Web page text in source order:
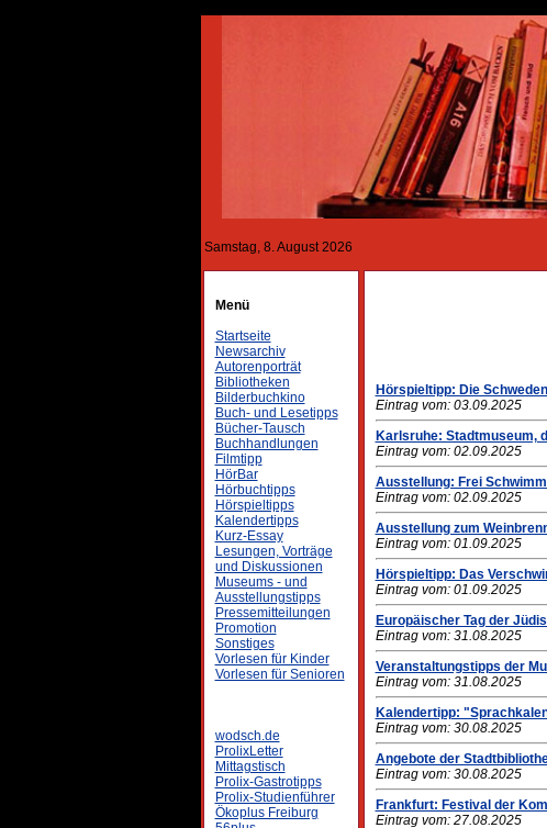
Samstag, 8. August 2026
Menü
Startseite
Newsarchiv
Autorenporträt
Bibliotheken
Bilderbuchkino
Buch- und Lesetipps
Bücher-Tausch
Buchhandlungen
Filmtipp
HörBar
Hörbuchtipps
Hörspieltipps
Kalendertipps
Kurz-Essay
Lesungen, Vorträge
und Diskussionen
Museums - und
Ausstellungstipps
Pressemitteilungen
Promotion
Sonstiges
Vorlesen für Kinder
Vorlesen für Senioren
wodsch.de
ProlixLetter
Mittagstisch
Prolix-Gastrotipps
Prolix-Studienführer
Ökoplus Freiburg
Hörspieltipp: Die
Eintrag vom: 03.09.2025
Karlsruhe: Stadtmuseum,
Eintrag vom: 02.09.2025
Ausstellung: Frei
Eintrag vom: 02.09.2025
Ausstellung zum
Eintrag vom: 01.09.2025
Hörspieltipp: Das
Eintrag vom: 01.09.2025
Europäischer Tag der
Eintrag vom: 31.08.2025
Veranstaltungstipps der
Eintrag vom: 31.08.2025
Kalendertipp:
Eintrag vom: 30.08.2025
Angebote der
Eintrag vom: 30.08.2025
Frankfurt: Festival der
Eintrag vom: 27.08.2025